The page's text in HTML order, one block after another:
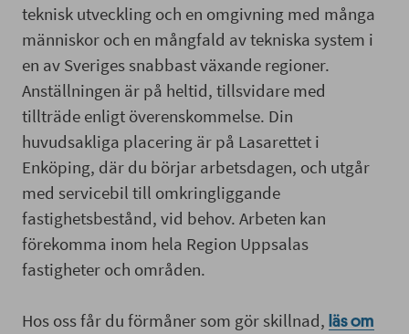
teknisk utveckling och en omgivning med många
människor och en mångfald av tekniska system i
en av Sveriges snabbast växande regioner.
Anställningen är på heltid, tillsvidare med
tillträde enligt överenskommelse. Din
huvudsakliga placering är på Lasarettet i
Enköping, där du börjar arbetsdagen, och utgår
med servicebil till omkringliggande
fastighetsbestånd, vid behov. Arbeten kan
förekomma inom hela Region Uppsalas
fastigheter och områden.
Hos oss får du förmåner som gör skillnad, läs om